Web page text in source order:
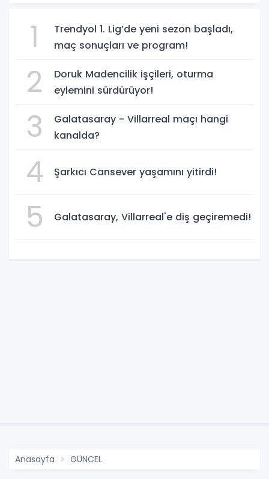
1
Trendyol 1. Lig’de yeni sezon başladı,
maç sonuçları ve program!
2
Doruk Madencilik işçileri, oturma
eylemini sürdürüyor!
3
Galatasaray - Villarreal maçı hangi
kanalda?
4 Şarkıcı Cansever yaşamını yitirdi!
5 Galatasaray, Villarreal'e diş geçiremedi!
Anasayfa GÜNCEL